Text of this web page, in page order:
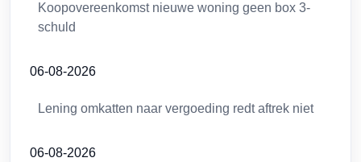
Koopovereenkomst nieuwe woning geen box 3-
schuld
06-08-2026
Lening omkatten naar vergoeding redt aftrek niet
06-08-2026